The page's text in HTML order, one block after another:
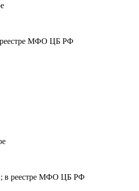
МФО ЦБ РФ
в реестре МФО ЦБ РФ